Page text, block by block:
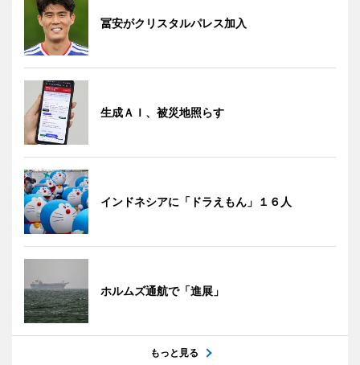
冨安がクリスタルパレス加入
生成ＡＩ、被災地照らす
インドネシアに「ドラえもん」１６人
ホルムズ通航で「進展」
もっと見る